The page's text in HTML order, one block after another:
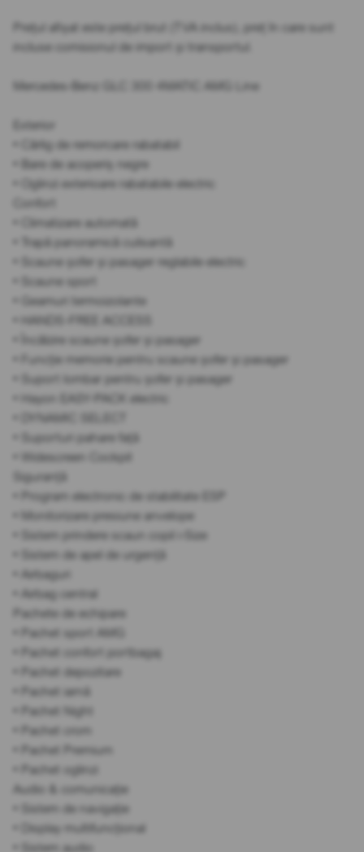
Prețul afișat este prețul brut (TVA inclus), preț în care sunt
incluse comisionul de import și transportul.
Mercedes-Benz GLC 300 4MATIC AMG Line
Exterior
• Cârlig de remorcare rabatabil
• Bare de acoperiș negre
• Oglinzi exterioare rabatabile electric
Confort
• Climatizare automată
• Trapă panoramică culisantă
• Scaune șofer și pasager reglabile electric
• Scaune sport
• Geamuri termoizolante
• HANDS-FREE ACCESS
• Încălzire scaune șofer și pasager
• Funcție memorie pentru scaune șofer și pasager
• Suport lombar pentru șofer și pasager
• Hayon EASY-PACK electric
• DYNAMIC SELECT
• Suporturi pahare față
• Widescreen Cockpit
Siguranță
• Program electronic de stabilitate ESP
• Monitorizare presiune anvelope
• Sistem prindere scaun copil i-Size
• Sistem de apel de urgență
• Airbaguri
• Airbag central
Pachete de echipare
• Pachet sport AMG
• Pachet confort portbagaj
• Pachet depozitare
• Pachet iarnă
• Pachet Night
• Pachet crom
• Pachet Premium
• Pachet oglinzi
Audio & comunicație
• Sistem de navigație
• Display multifuncțional
• Sistem audio